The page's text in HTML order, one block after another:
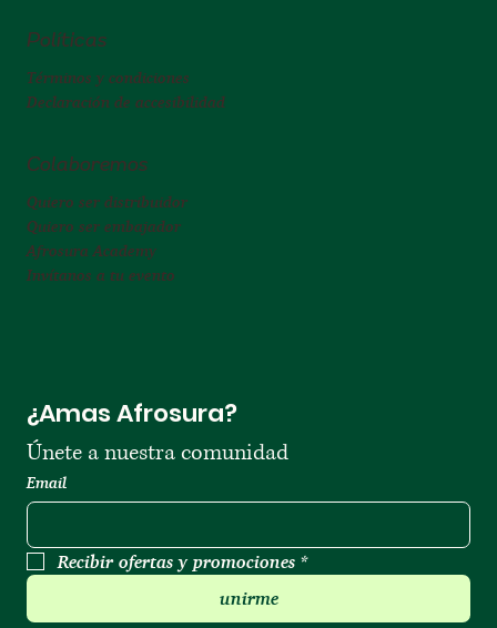
Políticas
Términos y condiciones
Declaración de accesibilidad
Colaboremos
Quiero ser distribuidor
Quiero ser embajador
Afrosura Academy
Invítanos a tu evento
¿Amas Afrosura?
Email
Recibir ofertas y promociones *
unirme